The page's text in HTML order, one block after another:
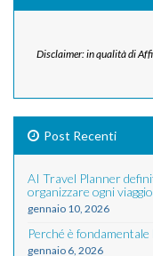
Disclaimer: in qualità di
Post Recenti
AI Travel Planner
organizzare ogni
gennaio 10, 2026
Perché è fondamentale
gennaio 6, 2026